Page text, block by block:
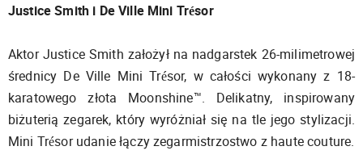
Justice Smith i De Ville Mini Trésor
Aktor Justice Smith założył na nadgarstek 26-milimetrowej
średnicy De Ville Mini Trésor, w całości wykonany z 18-
karatowego złota Moonshine™. Delikatny, inspirowany
biżuterią zegarek, który wyróżniał się na tle jego stylizacji.
Mini Trésor udanie łączy zegarmistrzostwo z haute couture.